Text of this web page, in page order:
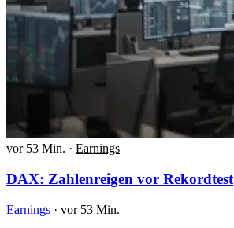
vor 53 Min. · Earnings
DAX: Zahlenreigen vor Rekordtest
Earnings · vor 53 Min.